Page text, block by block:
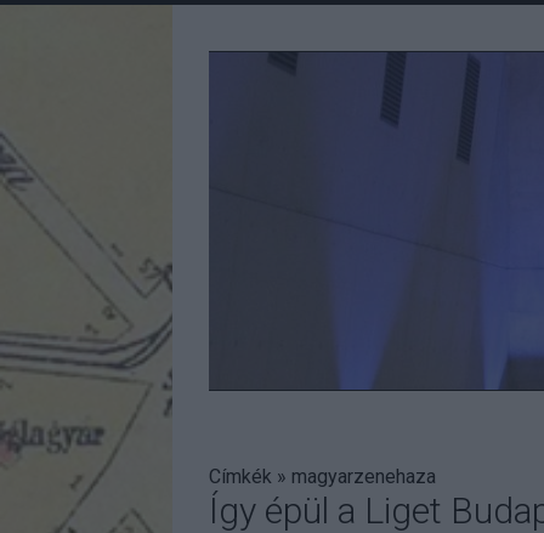
Címkék » magyarzenehaza
Így épül a Liget